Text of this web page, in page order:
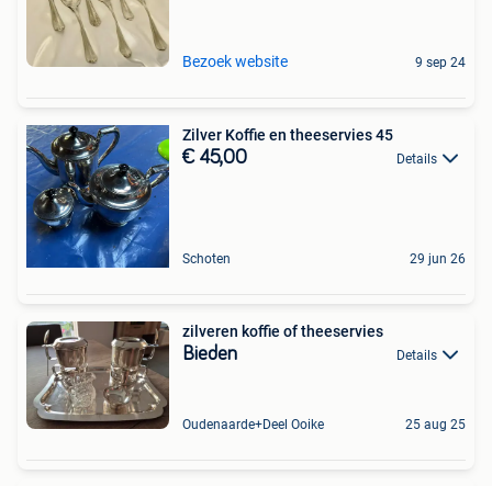
Bezoek website 9 sep 24
Zilver Koffie en theeservies 45
€ 45,00 Details
Schoten 29 jun 26
zilveren koffie of theeservies
Bieden Details
Oudenaarde+Deel Ooike 25 aug 25